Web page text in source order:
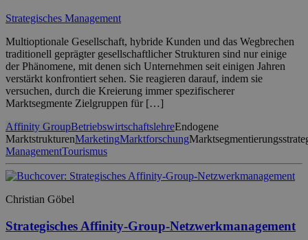
Strategisches Management
Multioptionale Gesellschaft, hybride Kunden und das Wegbrechen
traditionell geprägter gesellschaftlicher Strukturen sind nur einige
der Phänomene, mit denen sich Unternehmen seit einigen Jahren
verstärkt konfrontiert sehen. Sie reagieren darauf, indem sie
versuchen, durch die Kreierung immer spezifischerer
Marktsegmente Zielgruppen für […]
Affinity GroupBetriebswirtschaftslehreEndogene
MarktstrukturenMarketingMarktforschung
ManagementTourismus
Christian Göbel
Strategisches Affinity-Group-Netzwerkmanagement